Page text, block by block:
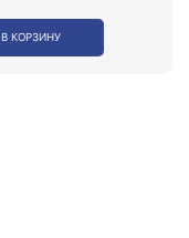
В КОРЗИНУ